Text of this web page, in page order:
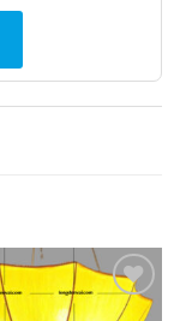
Add to